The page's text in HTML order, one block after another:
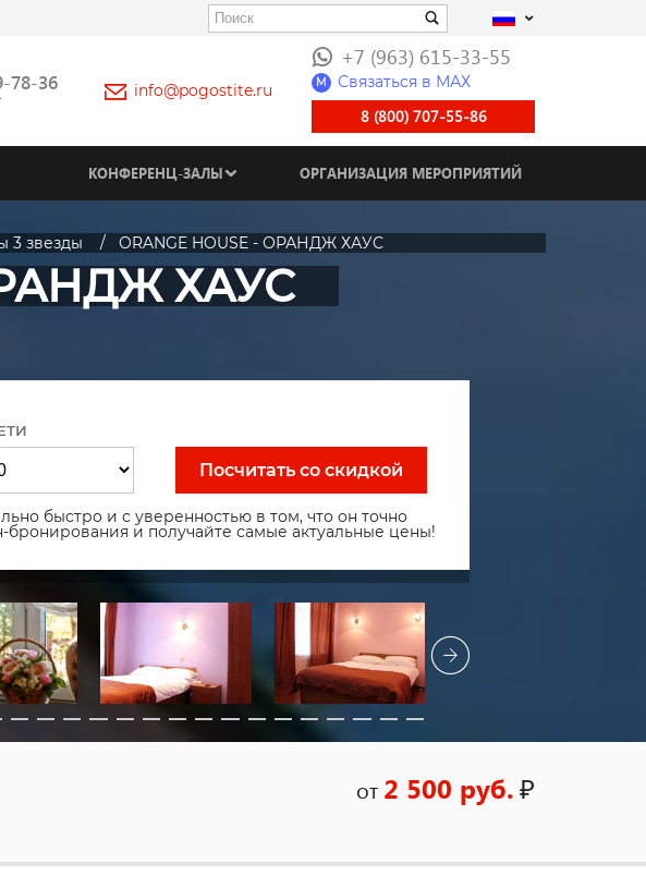
78-36 info@pogostite.ru
+7 (963) 615-33-55
M Связаться в МАХ
8 (800) 707-55-86
КОНФЕРЕНЦ-ЗАЛЫ ОРГАНИЗАЦИЯ МЕРОПРИЯТИЙ
3 звезды ORANGE HOUSE - ОРАНДЖ ХАУС
ХАУС
Посчитать со скидкой
быстро и с уверенностью в том, что он точно
бронирования и получайте самые актуальные цены!
от 2 500 руб.₽